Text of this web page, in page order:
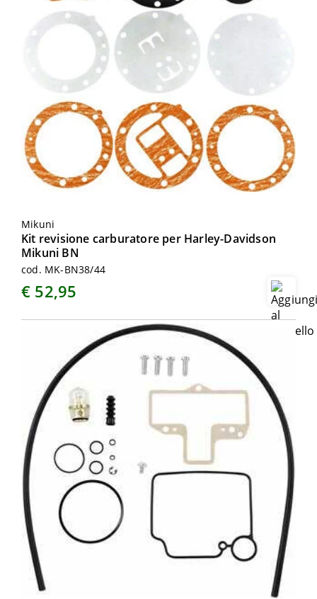
Mikuni
Kit revisione carburatore per Harley-Davidson
Mikuni BN
cod. MK-BN38/44
€ 52,95